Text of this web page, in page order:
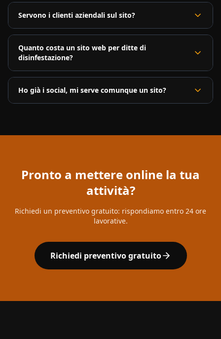
Servono i clienti aziendali sul sito?
Quanto costa un sito web per ditte di
disinfestazione?
Ho già i social, mi serve comunque un sito?
Pronto a mettere online la tua
attività?
Richiedi un preventivo gratuito: rispondiamo entro 24 ore
lavorative.
Richiedi preventivo gratuito